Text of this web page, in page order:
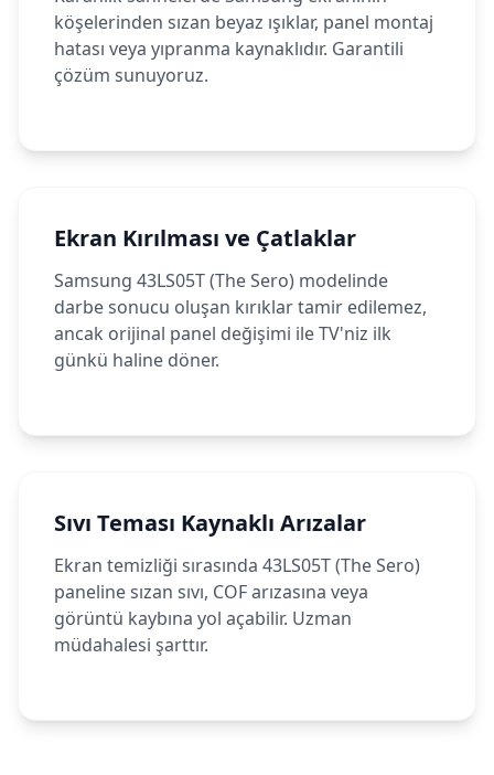
köşelerinden sızan beyaz ışıklar, panel montaj
hatası veya yıpranma kaynaklıdır. Garantili
çözüm sunuyoruz.
Ekran Kırılması ve Çatlaklar
Samsung 43LS05T (The Sero) modelinde
darbe sonucu oluşan kırıklar tamir edilemez,
ancak orijinal panel değişimi ile TV'niz ilk
günkü haline döner.
Sıvı Teması Kaynaklı Arızalar
Ekran temizliği sırasında 43LS05T (The Sero)
paneline sızan sıvı, COF arızasına veya
görüntü kaybına yol açabilir. Uzman
müdahalesi şarttır.